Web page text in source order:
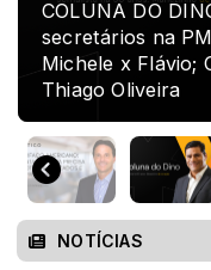
COLUNA DO
secretários na
Michele x Flávio;
Thiago Oliveira
NOTÍCIAS